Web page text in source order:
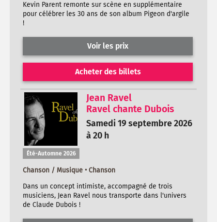
Kevin Parent remonte sur scène en supplémentaire
pour célébrer les 30 ans de son album Pigeon d'argile
!
Voir les prix
Acheter des billets
Jean Ravel
Ravel chante Dubois
Samedi 19 septembre 2026
à 20 h
Été-Automne 2026
Chanson / Musique • Chanson
Dans un concept intimiste, accompagné de trois
musiciens, Jean Ravel nous transporte dans l'univers
de Claude Dubois !